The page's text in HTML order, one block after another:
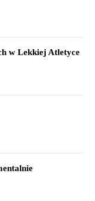
w Lekkiej Atletyce